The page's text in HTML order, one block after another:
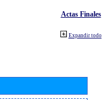
Actas Finales
Expandir todo